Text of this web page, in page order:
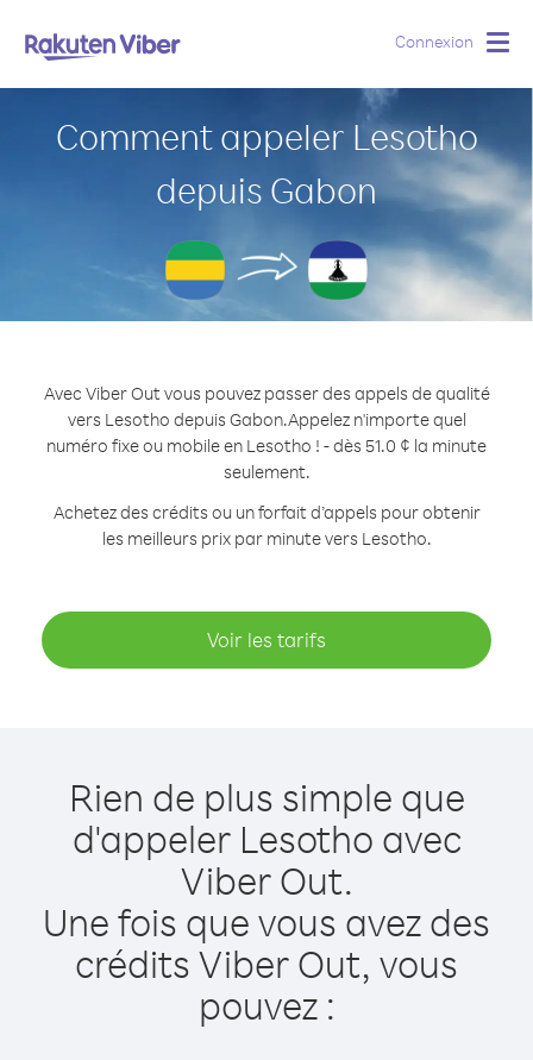
Connexion
Comment appeler Lesotho
depuis Gabon
Avec Viber Out vous pouvez passer des appels de qualité
vers Lesotho depuis Gabon.Appelez n'importe quel
numéro fixe ou mobile en Lesotho ! - dès 51.0 ¢ la minute
seulement.
Achetez des crédits ou un forfait d’appels pour obtenir
les meilleurs prix par minute vers Lesotho.
Voir les tarifs
Rien de plus simple que
d'appeler Lesotho avec
Viber Out.
Une fois que vous avez des
crédits Viber Out, vous
pouvez :